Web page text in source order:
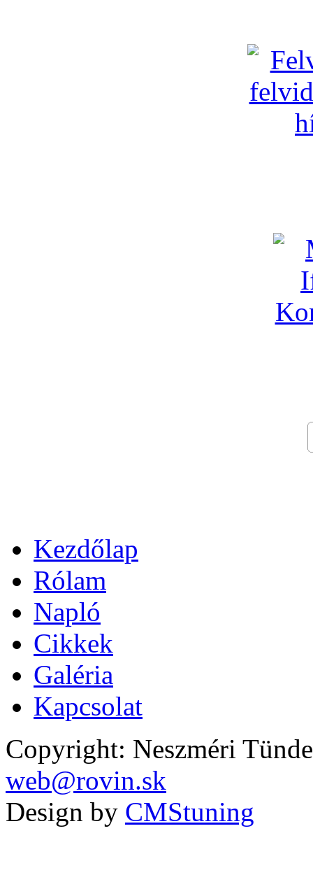
Kezdőlap
Rólam
Napló
Cikkek
Galéria
Kapcsolat
Copyright: Neszméri
web@rovin.sk
Design by CMStuning